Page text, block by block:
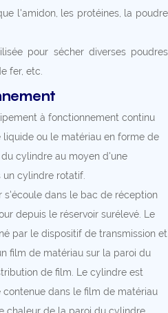
l'amidon, les protéines, la poudre
pour sécher diverses poudres
fer, etc.
à fonctionnement continu
ou le matériau en forme de
cylindre au moyen d'une
cylindre rotatif.
s'écoule dans le bac de réception
depuis le réservoir surélevé. Le
par le dispositif de transmission et
film de matériau sur la paroi du
de film. Le cylindre est
dans le film de matériau